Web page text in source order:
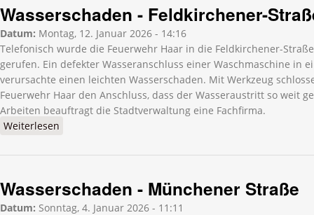
Wasserschaden - Feldkirchener-
Datum: Montag, 12. Januar 2026 - 14:16
Telefonisch wurde die Feuerwehr Haar in die Feldkirchener-
gerufen. Ein defekter Wasseranschluss einer Waschmaschine in
verursachte einen leichten Wasserschaden. Mit Werkzeug
Feuerwehr Haar den Anschluss, dass der Wasseraustritt so weit
Arbeiten beauftragt die Stadtverwaltung eine Fachfirma.
Weiterlesen
Wasserschaden - Münchener Straße
Datum: Sonntag, 4. Januar 2026 - 11:11